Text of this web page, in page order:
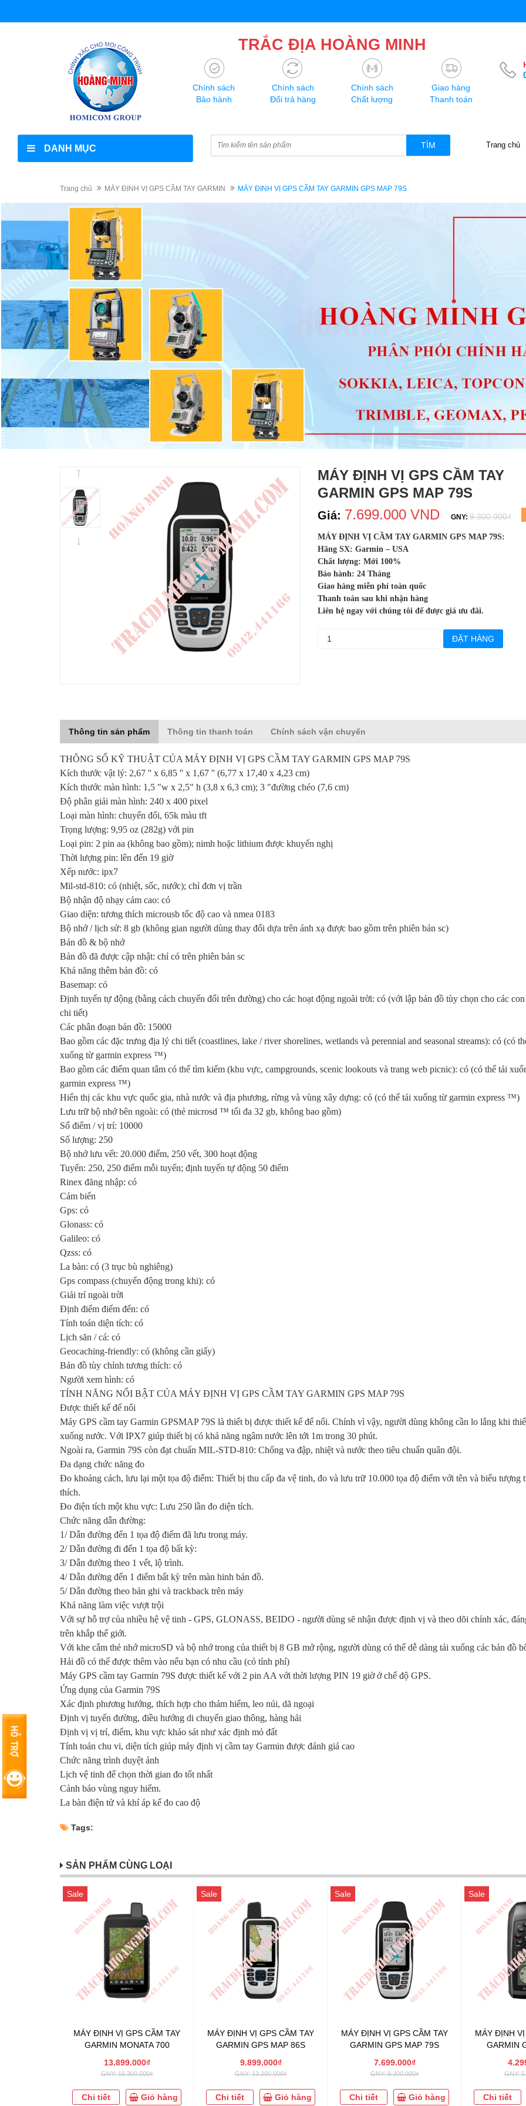
TRẮC ĐỊA HOÀNG MINH
Chính sách
Bảo hành
Chính sách
Đổi trả hàng
Chính sách
Chất lượng
Giao hàng
Thanh toán
DANH MỤC TÌM Trang chủ
Trang chủ MÁY ĐỊNH VỊ GPS CẦM TAY GARMIN MÁY ĐỊNH VỊ GPS CẦM TAY GARMIN GPS MAP 79S
MÁY ĐỊNH VỊ GPS CẦM TAY
GARMIN GPS MAP 79S
Giá: 7.699.000 VND GNY: 9.300.000₫
MÁY ĐỊNH VỊ CẦM TAY GARMIN GPS MAP 79S:
Hãng SX: Garmin – USA
Chất lượng: Mới 100%
Bảo hành: 24 Tháng
Giao hàng miễn phí toàn quốc
Thanh toán sau khi nhận hàng
Liên hệ ngay với chúng tôi để được giá ưu đãi.
ĐẶT HÀNG
Thông tin sản phẩm Thông tin thanh toán Chính sách vận chuyển
THÔNG SỐ KỸ THUẬT CỦA MÁY ĐỊNH VỊ GPS CẦM TAY GARMIN GPS MAP 79S
Kích thước vật lý: 2,67 '' x 6,85 '' x 1,67 '' (6,77 x 17,40 x 4,23 cm)
Kích thước màn hình: 1,5 "w x 2,5" h (3,8 x 6,3 cm); 3 "đường chéo (7,6 cm)
Độ phân giải màn hình: 240 x 400 pixel
Loại màn hình: chuyển đổi, 65k màu tft
Trọng lượng: 9,95 oz (282g) với pin
Loại pin: 2 pin aa (không bao gồm); nimh hoặc lithium được khuyến nghị
Thời lượng pin: lên đến 19 giờ
Xếp nước: ipx7
Mil-std-810: có (nhiệt, sốc, nước); chỉ đơn vị trần
Bộ nhận độ nhạy cảm cao: có
Giao diện: tương thích microusb tốc độ cao và nmea 0183
Bộ nhớ / lịch sử: 8 gb (không gian người dùng thay đổi dựa trên ánh xạ được bao gồm trên phiên bản sc)
Bản đồ & bộ nhớ
Bản đồ đã được cập nhật: chỉ có trên phiên bản sc
Khả năng thêm bản đồ: có
Basemap: có
Định tuyến tự động (bằng cách chuyển đổi trên đường) cho các hoạt động ngoài trời: có (với lập bản đồ tùy chọn cho các
chi tiết)
Các phân đoạn bản đồ: 15000
Bao gồm các đặc trưng địa lý chi tiết (coastlines, lake / river shorelines, wetlands và perennial and seasonal streams): có (có
xuống từ garmin express ™)
Bao gồm các điểm quan tâm có thể tìm kiếm (khu vực, campgrounds, scenic lookouts và trang web picnic): có (có thể tải
garmin express ™)
Hiển thị các khu vực quốc gia, nhà nước và địa phương, rừng và vùng xây dựng: có (có thể tải xuống từ garmin express ™)
Lưu trữ bộ nhớ bên ngoài: có (thẻ microsd ™ tối đa 32 gb, không bao gồm)
Số điểm / vị trí: 10000
Số lượng: 250
Bộ nhớ lưu vết: 20.000 điểm, 250 vết, 300 hoạt động
Tuyến: 250, 250 điểm mỗi tuyến; định tuyến tự động 50 điểm
Rinex đăng nhập: có
Cảm biến
Gps: có
Glonass: có
Galileo: có
Qzss: có
La bàn: có (3 trục bù nghiêng)
Gps compass (chuyển động trong khi): có
Giải trí ngoài trời
Định điểm điểm đến: có
Tính toán diện tích: có
Lịch săn / cá: có
Geocaching-friendly: có (không cần giấy)
Bản đồ tùy chỉnh tương thích: có
Người xem hình: có
TÍNH NĂNG NỔI BẬT CỦA MÁY ĐỊNH VỊ GPS CẦM TAY GARMIN GPS MAP 79S
Được thiết kế để nổi
Máy GPS cầm tay Garmin GPSMAP 79S là thiết bị được thiết kế để nổi. Chính vì vậy, người dùng không cần lo lắng khi
xuống nước. Với IPX7 giúp thiết bị có khả năng ngâm nước lên tới 1m trong 30 phút.
Ngoài ra, Garmin 79S còn đạt chuẩn MIL-STD-810: Chống va đập, nhiệt và nước theo tiêu chuẩn quân đội.
Đa dạng chức năng đo
Đo khoảng cách, lưu lại một tọa độ điểm: Thiết bị thu cấp đa vệ tinh, đo và lưu trữ 10.000 tọa độ điểm với tên và biểu tượng
thích.
Đo điện tích một khu vực: Lưu 250 lần đo diện tích.
Chức năng dẫn đường:
1/ Dẫn đường đến 1 tọa độ điểm đã lưu trong máy.
2/ Dẫn đường đi đến 1 tọa độ bất kỳ:
3/ Dẫn đường theo 1 vết, lộ trình.
4/ Dẫn đường đến 1 điểm bất kỳ trên màn hinh bản đồ.
5/ Dẫn đường theo bản ghi và trackback trên máy
Khả năng làm việc vượt trội
Với sự hỗ trợ của nhiều hệ vệ tinh - GPS, GLONASS, BEIDO - người dùng sẽ nhận được định vị và theo dõi chính xác,
trên khắp thế giới.
Với khe cắm thẻ nhớ microSD và bộ nhớ trong của thiết bị 8 GB mở rộng, người dùng có thể dễ dàng tải xuống các bản đồ
Hải đồ có thể được thêm vào nếu bạn có nhu cầu (có tính phí)
Máy GPS cầm tay Garmin 79S được thiết kế với 2 pin AA với thời lượng PIN 19 giờ ở chế độ GPS.
Ứng dụng của Garmin 79S
Xác định phương hướng, thích hợp cho thám hiểm, leo núi, dã ngoại
Định vị tuyến đường, điều hướng di chuyển giao thông, hàng hải
Định vị vị trí, điểm, khu vực khảo sát như xác định mỏ đất
Tính toán chu vi, diện tích giúp máy định vị cầm tay Garmin được đánh giá cao
Chức năng trình duyệt ảnh
Lịch vệ tinh để chọn thời gian đo tốt nhất
Cảnh báo vùng nguy hiểm.
La bàn điện tử và khí áp kế đo cao độ
Tags:
SẢN PHẨM CÙNG LOẠI
Sale
MÁY ĐỊNH VỊ GPS CẦM TAY
GARMIN MONATA 700
13.899.000₫
GNY: 16.300.000₫
Chi tiết Giỏ hàng
Sale
MÁY ĐỊNH VỊ GPS CẦM TAY
GARMIN GPS MAP 86S
9.899.000₫
GNY: 13.200.000₫
Chi tiết Giỏ hàng
Sale
MÁY ĐỊNH VỊ GPS CẦM TAY
GARMIN GPS MAP 79S
7.699.000₫
GNY: 9.300.000₫
Chi tiết Giỏ hàng
Sale
MÁY ĐỊNH
GARMIN
GNY:
Chi tiết